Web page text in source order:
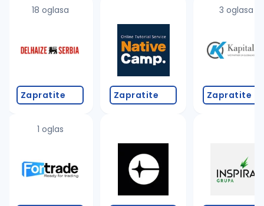
proverite pravopisne greške (koristite č, ć, š, đ,
povećajte radijus za odabrani grad
promenite odabrane filtere pretrage
18 oglasa
Zapratite
1 oglas
Zapratite
3 oglasa
Zapratite